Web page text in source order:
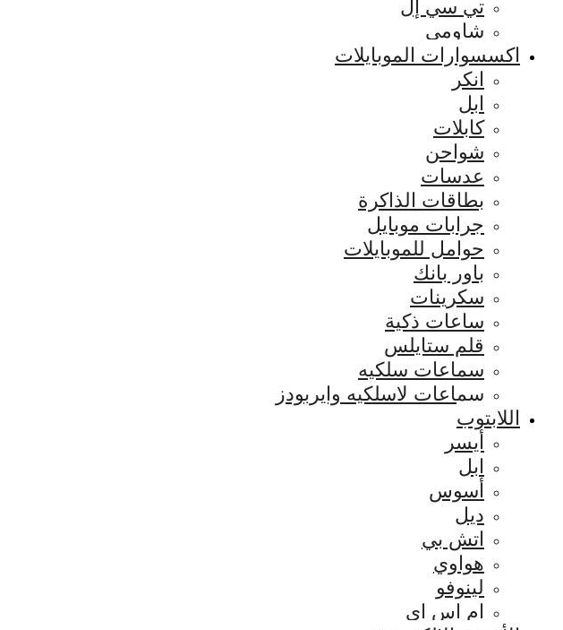
تي سي إل
شاومي
اكسسوارات الموبايلات
انكر
ابل
كابلات
شواحن
عدسات
بطاقات الذاكرة
جرابات موبايل
حوامل للموبايلات
باور بانك
سكرينات
ساعات ذكية
قلم ستايلس
سماعات سلكيه
سماعات لاسلكيه وايربودز
اللابتوب
أيسر
ابل
أسوس
ديل
اتش بي
هواوي
لينوفو
ام اس اي